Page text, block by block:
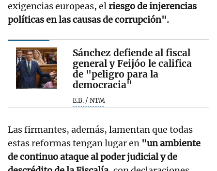
exigencias europeas, elriesgo de injerencias
políticas en las causas de corrupción".
Sánchez defiende al fiscal
general y Feijóo le califica
de "peligro para la
democracia"
E.B. / NTM
Las firmantes, además, lamentan que todas
estas reformas tengan lugar en "un ambiente
de continuo ataque al poder judicial y de